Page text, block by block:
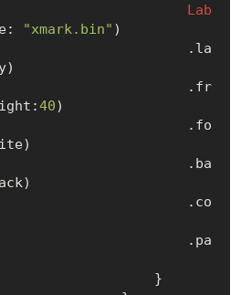
Lab
"xmark.bin" )
40)